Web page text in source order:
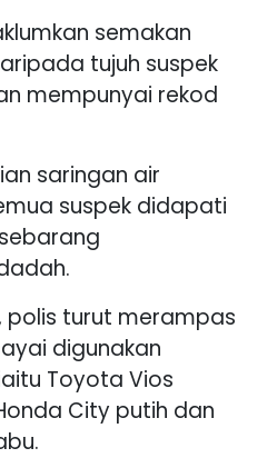
semakan
tujuh suspek
mempunyai rekod
saringan air
suspek didapati
polis turut merampas
digunakan
Toyota Vios
City putih dan